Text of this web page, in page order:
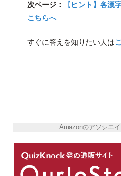
次ページ：
【ヒント】各漢
こちらへ
すぐに答えを知りたい人は
Amazonのアソシエ